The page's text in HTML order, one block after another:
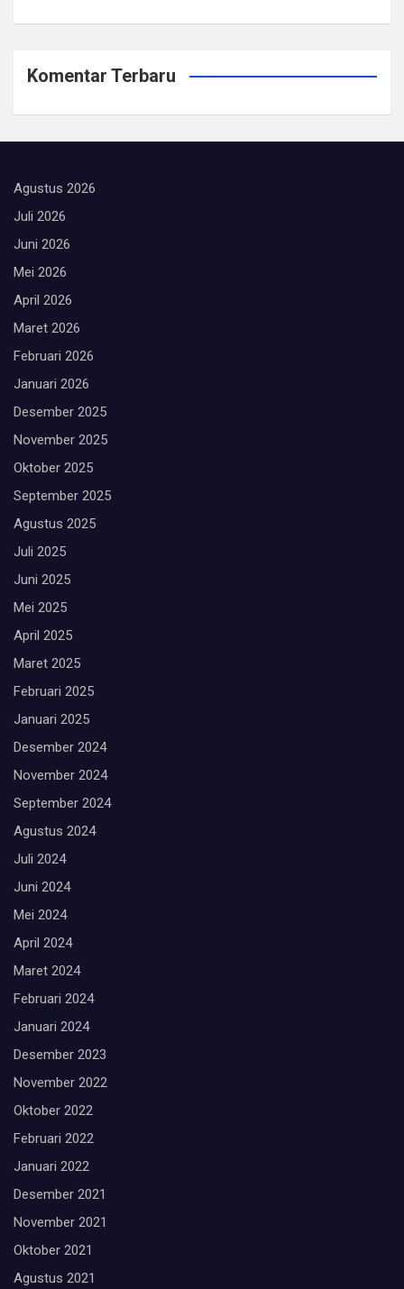
Komentar Terbaru
Agustus 2026
Juli 2026
Juni 2026
Mei 2026
April 2026
Maret 2026
Februari 2026
Januari 2026
Desember 2025
November 2025
Oktober 2025
September 2025
Agustus 2025
Juli 2025
Juni 2025
Mei 2025
April 2025
Maret 2025
Februari 2025
Januari 2025
Desember 2024
November 2024
September 2024
Agustus 2024
Juli 2024
Juni 2024
Mei 2024
April 2024
Maret 2024
Februari 2024
Januari 2024
Desember 2023
November 2022
Oktober 2022
Februari 2022
Januari 2022
Desember 2021
November 2021
Oktober 2021
Agustus 2021